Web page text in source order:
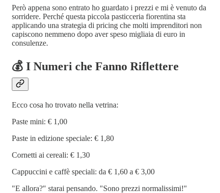
Però appena sono entrato ho guardato i prezzi e mi è venuto da
sorridere. Perché questa piccola pasticceria fiorentina sta
applicando una strategia di pricing che molti imprenditori non
capiscono nemmeno dopo aver speso migliaia di euro in
consulenze.
💰 I Numeri che Fanno Riflettere
Ecco cosa ho trovato nella vetrina:
Paste mini: € 1,00
Paste in edizione speciale: € 1,80
Cornetti ai cereali: € 1,30
Cappuccini e caffè speciali: da € 1,60 a € 3,00
"E allora?" starai pensando. "Sono prezzi normalissimi!"